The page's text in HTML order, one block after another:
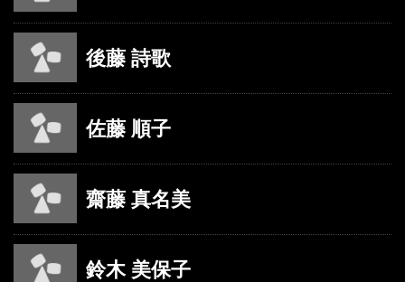
後藤 詩歌
佐藤 順子
齋藤 真名美
鈴木 美保子